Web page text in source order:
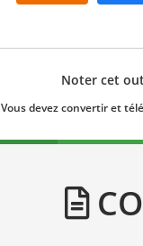
Noter cet
Vous devez convertir et